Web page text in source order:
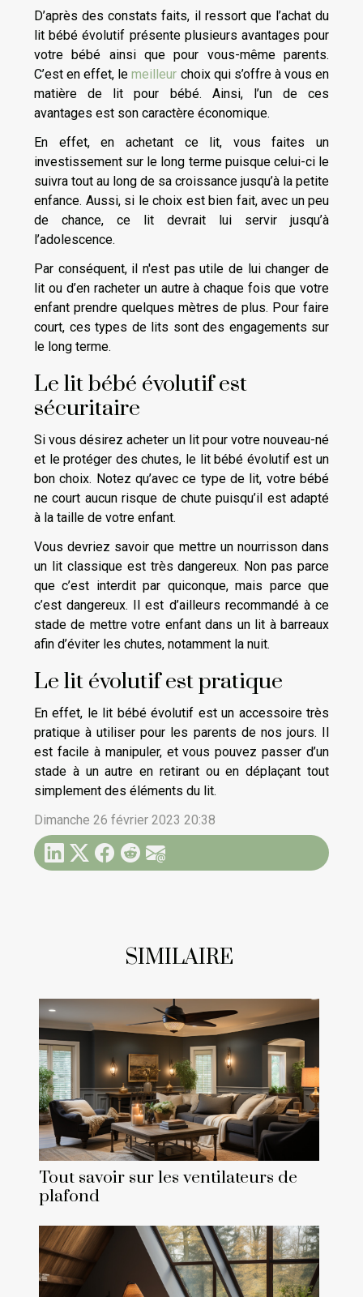
D’après des constats faits, il ressort que l’achat du
lit bébé évolutif présente plusieurs avantages pour
votre bébé ainsi que pour vous-même parents.
C’est en effet, lemeilleur choix qui s’offre à vous en
matière de lit pour bébé. Ainsi, l’un de ces
avantages est son caractère économique.
En effet, en achetant ce lit, vous faites un
investissement sur le long terme puisque celui-ci le
suivra tout au long de sa croissance jusqu’à la petite
enfance. Aussi, si le choix est bien fait, avec un peu
de chance, ce lit devrait lui servir jusqu’à
l’adolescence.
Par conséquent, il n'est pas utile de lui changer de
lit ou d’en racheter un autre à chaque fois que votre
enfant prendre quelques mètres de plus. Pour faire
court, ces types de lits sont des engagements sur
le long terme.
Le lit bébé évolutif est
sécuritaire
Si vous désirez acheter un lit pour votre nouveau-né
et le protéger des chutes, le lit bébé évolutif est un
bon choix. Notez qu’avec ce type de lit, votre bébé
ne court aucun risque de chute puisqu’il est adapté
à la taille de votre enfant.
Vous devriez savoir que mettre un nourrisson dans
un lit classique est très dangereux. Non pas parce
que c’est interdit par quiconque, mais parce que
c’est dangereux. Il est d’ailleurs recommandé à ce
stade de mettre votre enfant dans un lit à barreaux
afin d’éviter les chutes, notamment la nuit.
Le lit évolutif est pratique
En effet, le lit bébé évolutif est un accessoire très
pratique à utiliser pour les parents de nos jours. Il
est facile à manipuler, et vous pouvez passer d’un
stade à un autre en retirant ou en déplaçant tout
simplement des éléments du lit.
Dimanche 26 février 2023 20:38
SIMILAIRE
Tout savoir sur les ventilateurs de
plafond